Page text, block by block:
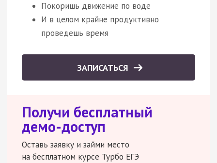
Покоришь движение по воде
И в целом крайне продуктивно
проведешь время
ЗАПИСАТЬСЯ
Получи бесплатный
демо-доступ
Оставь заявку и займи место
на бесплатном курсе Турбо ЕГЭ